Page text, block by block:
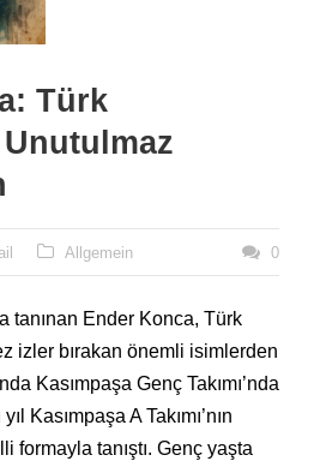
Türk
Allgemein 0
tanınan Ender Konca, Türk
izler bırakan önemli isimlerden
Kasımpaşa Genç Takımı’nda
Kasımpaşa A Takımı’nın
formayla tanıştı. Genç yaşta